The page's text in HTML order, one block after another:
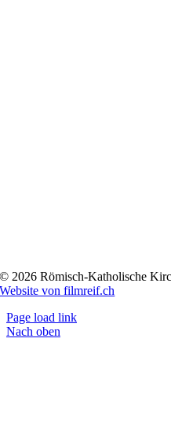
© 2026 Römisch-Katholische
Website von filmreif.ch
Page load link
Nach oben